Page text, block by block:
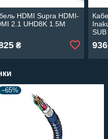
HDMI Supra HDMI-
2.1 UHD8K 1.5M
₴ 936
–65%